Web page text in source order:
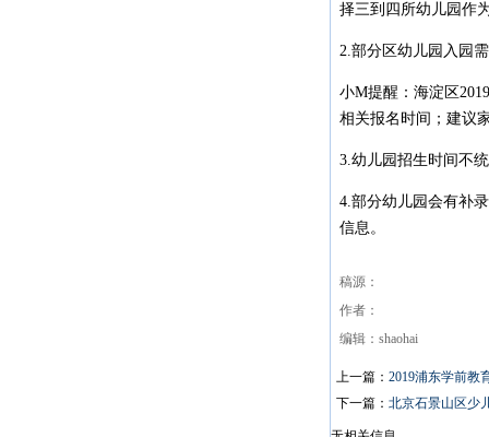
择三到四所幼儿园作
2.部分区幼儿园入园
小M提醒：海淀区
相关报名时间；建议
3.幼儿园招生时间不
4.部分幼儿园会有补
信息。
稿源：
作者：
编辑：shaohai
上一篇： 2019浦东学前教
下一篇： 北京石景山区少